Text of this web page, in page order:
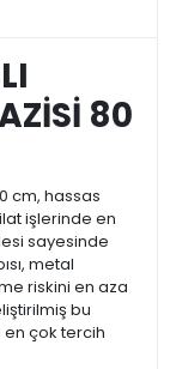
80
cm, hassas
işlerinde en
sayesinde
metal
riskini en aza
bu
en çok tercih